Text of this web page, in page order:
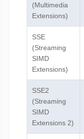
(Multimedia
Extensions)
SSE
(Streaming
SIMD
Extensions)
SSE2
(Streaming
SIMD
Extensions 2)